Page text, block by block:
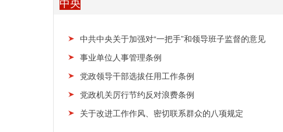
中共中央关于加强对“一把手”和领导班子监督的意见
事业单位人事管理条例
党政领导干部选拔任用工作条例
党政机关厉行节约反对浪费条例
关于改进工作作风、密切联系群众的八项规定